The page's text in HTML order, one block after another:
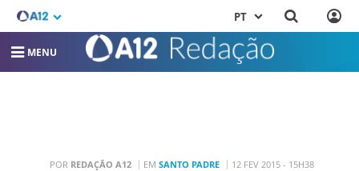
PT
MENU
POR REDAÇÃO A12 EM SANTO PADRE
12 FEV 2015 - 15H38